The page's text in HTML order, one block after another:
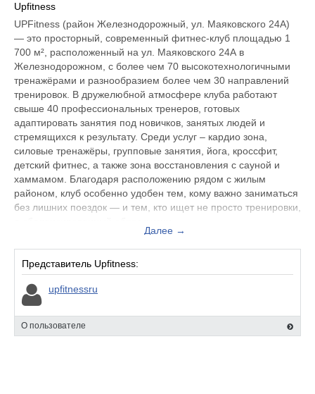
Upfitness
UPFitness (район Железнодорожный, ул. Маяковского 24А)
— это просторный, современный фитнес-клуб площадью 1
700 м², расположенный на ул. Маяковского 24А в
Железнодорожном, с более чем 70 высокотехнологичными
тренажёрами и разнообразием более чем 30 направлений
тренировок. В дружелюбной атмосфере клуба работают
свыше 40 профессиональных тренеров, готовых
адаптировать занятия под новичков, занятых людей и
стремящихся к результату. Среди услуг – кардио зона,
силовые тренажёры, групповые занятия, йога, кроссфит,
детский фитнес, а также зона восстановления с сауной и
хаммамом. Благодаря расположению рядом с жилым
районом, клуб особенно удобен тем, кому важно заниматься
без лишних поездок — и тем, кто ищет не просто тренировки,
Далее →
Представитель Upfitness:
upfitnessru
О пользователе